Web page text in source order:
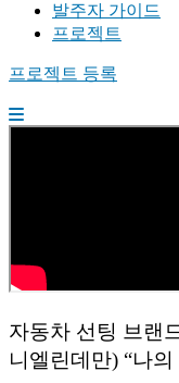
발주자 가이드
프로젝트
프로젝트 등록
자동차 선팅 브랜
니엘린데만) “나의